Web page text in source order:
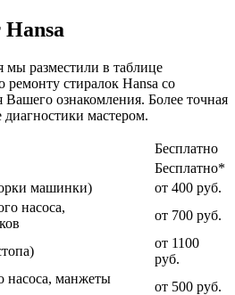
мы разместили в таблице
стиралок Hansa со
Вашего ознакомления. Более точная
диагностики мастером.
Бесплатно
Бесплатно*
машинки)
от 400 руб.
насоса,
от 700 руб.
от 1100
руб.
насоса, манжеты
от 500 руб.